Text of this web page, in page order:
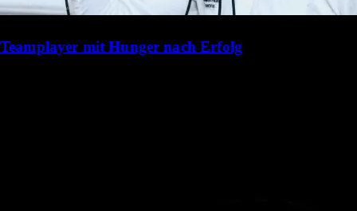
Teamplayer mit Hunger nach Erfolg